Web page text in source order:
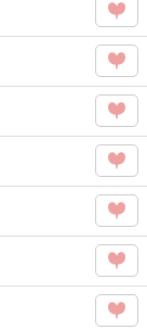
タグ
を
Like
この
タグ
を
Like
この
タグ
を
Like
この
タグ
を
Like
この
タグ
を
Like
この
タグ
を
この
タグ